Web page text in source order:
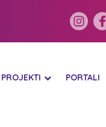
PROJEKTI PORTALI